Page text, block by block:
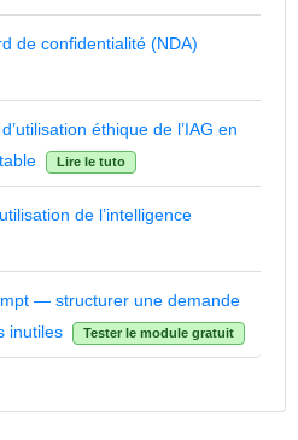
de confidentialité (NDA)
éthique de l’IAG en
Lire le tuto
de l’intelligence
— structurer une demande
inutiles
Tester le module gratuit